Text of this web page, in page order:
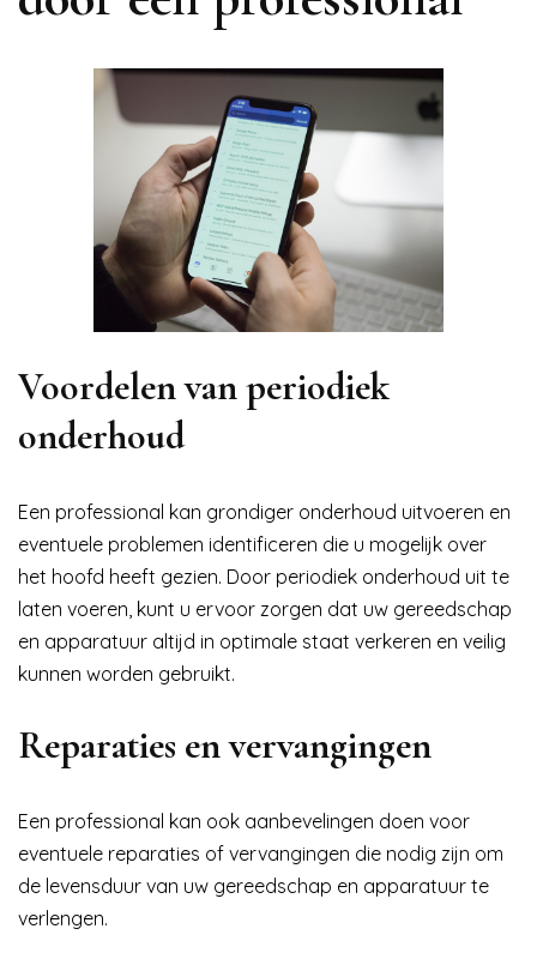
Voordelen van periodiek
onderhoud
Een professional kan grondiger onderhoud uitvoeren en
eventuele problemen identificeren die u mogelijk over
het hoofd heeft gezien. Door periodiek onderhoud uit te
laten voeren, kunt u ervoor zorgen dat uw gereedschap
en apparatuur altijd in optimale staat verkeren en veilig
kunnen worden gebruikt.
Reparaties en vervangingen
Een professional kan ook aanbevelingen doen voor
eventuele reparaties of vervangingen die nodig zijn om
de levensduur van uw gereedschap en apparatuur te
verlengen.